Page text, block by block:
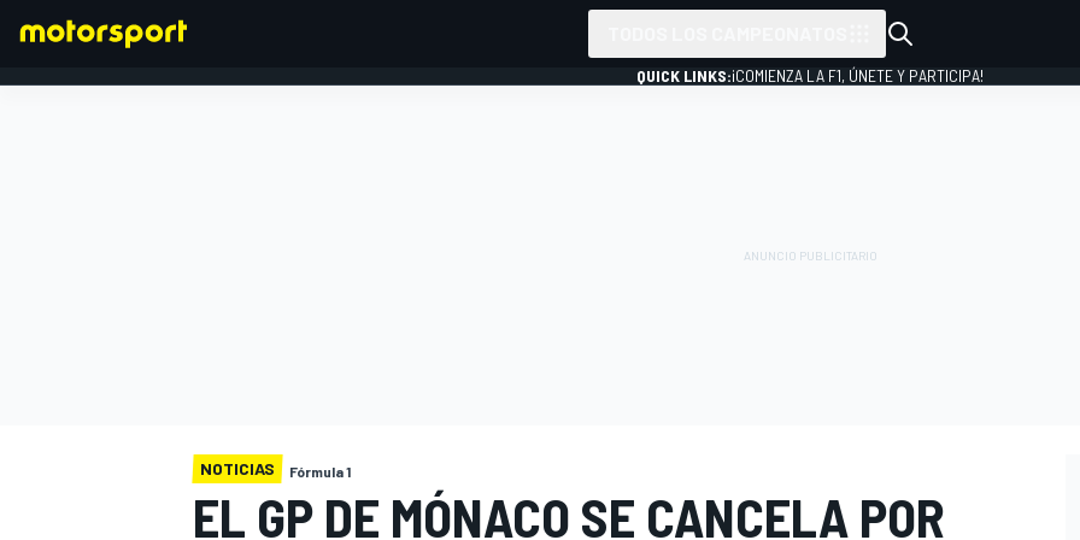
QUICK LINKS:¡COMIENZA LA F1, ÚNETE Y PARTICIPA!
NOTICIAS Fórmula 1
EL GP DE MÓNACO SE CANCELA POR